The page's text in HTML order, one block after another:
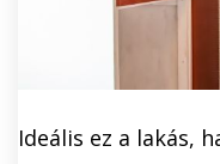
Ideális ez a lakás,